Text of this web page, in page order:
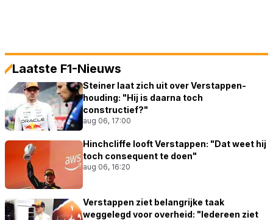
Laatste F1-Nieuws
Steiner laat zich uit over Verstappen-
houding: "Hij is daarna toch
constructief?"
aug 06, 17:00
Hinchcliffe looft Verstappen: "Dat weet hij
toch consequent te doen"
aug 06, 16:20
Verstappen ziet belangrijke taak
weggelegd voor overheid: "Iedereen ziet